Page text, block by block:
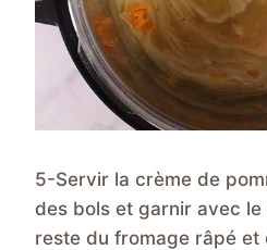
5-Servir la crème de
des bols et garnir avec
reste du fromage râpé et